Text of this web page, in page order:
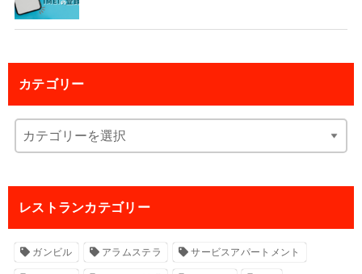
カテゴリー
レストランカテゴリー
ガンビル アラムステラ サービスアパートメント